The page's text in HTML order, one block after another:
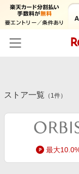
カテゴリー一覧
百貨店・総合ECモー
ファッション・イン
食品・スイーツ・お酒
初回購入者限定特典
友達紹介
ストア一覧 （ 1件）
最大